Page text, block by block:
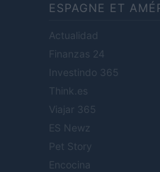
ESPAGNE ET
Actualidad
Finanzas 24
Investindo 365
Think.es
Viajar 365
ES Newz
Pet Story
Encocina